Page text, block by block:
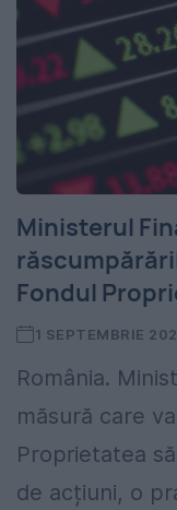
Ministerul
Fondul
1 SEPTEMBRIE
România.
măsură care
Proprietatea
de acțiuni, o